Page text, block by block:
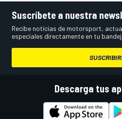
Suscríbete a nuestra
Recibe noticias de motorsport,
especiales directamente en tu
Descarga tus